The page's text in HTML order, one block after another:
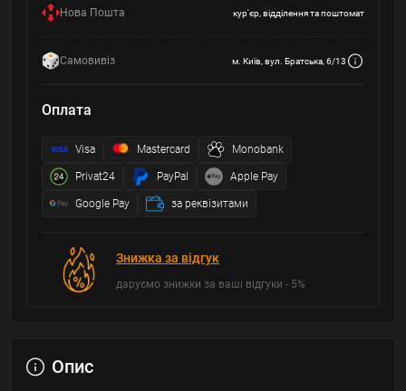
Нова Пошта кур'єр, відділення та поштомат
Самовивіз м. Київ, вул. Братська, 6/13
Оплата
Visa Mastercard Monobank
Privat24 PayPal Apple Pay
Google Pay за реквізитами
Знижка за відгук
даруємо знижки за ваші відгуки - 5%
Опис